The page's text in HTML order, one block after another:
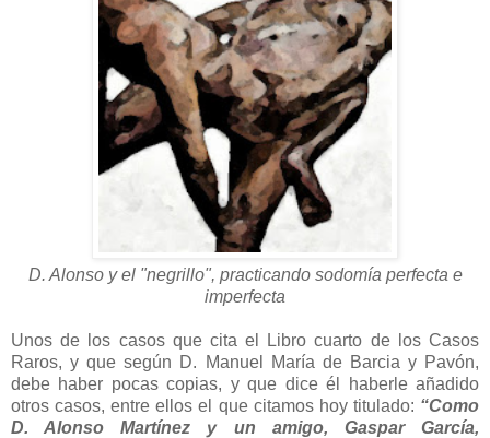
D. Alonso y el "negrillo", practicando sodomía perfecta e
imperfecta
Unos de los casos que cita el Libro cuarto de los Casos
Raros, y que según D. Manuel María de Barcia y Pavón,
debe haber pocas copias, y que dice él haberle añadido
otros casos, entre ellos el que citamos hoy titulado: “Como
D. Alonso Martínez y un amigo, Gaspar García,